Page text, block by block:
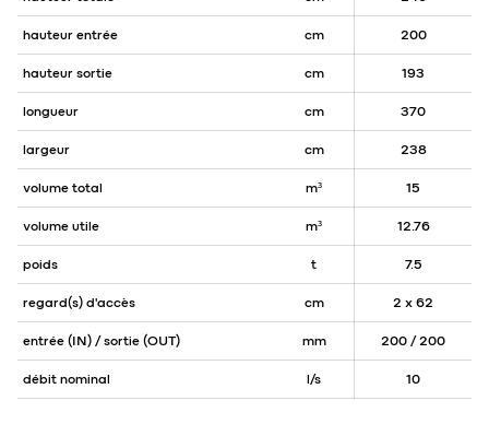
hauteur entrée cm 200
hauteur sortie cm 193
longueur cm 370
largeur cm 238
volume total m³ 15
volume utile m³ 12.76
poids t 7.5
regard(s) d'accès cm 2 x 62
entrée (IN) / sortie (OUT) mm 200 / 200
débit nominal l/s 10